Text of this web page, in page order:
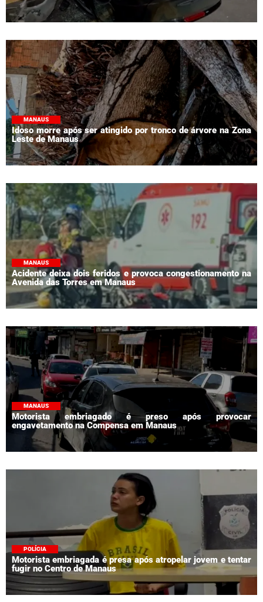
MANAUS
Idoso morre após ser atingido por tronco de árvore na Zona
Leste de Manaus
MANAUS
Acidente deixa dois feridos e provoca congestionamento na
Avenida das Torres em Manaus
MANAUS
Motorista embriagado é preso após provocar
engavetamento na Compensa em Manaus
POLÍCIA
Motorista embriagada é presa após atropelar jovem e tentar
fugir no Centro de Manaus